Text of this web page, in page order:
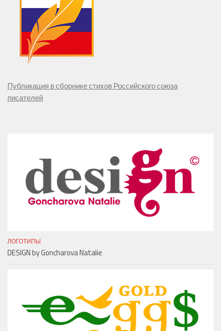
Публикация в сборнике стихов Российского союза
писателей
ЛОГОТИПЫ
DESIGN by Goncharova Natalie